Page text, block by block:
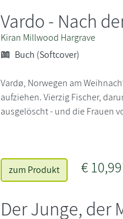
Vardo - Nach
Kiran Millwood Hargrave
Buch (Softcover)
Vardø, Norwegen am
aufziehen. Vierzig Fischer,
ausgelöscht - und die Frauen
zum Produkt €
Der Junge, der